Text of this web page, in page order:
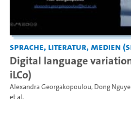
Sprache, Literatur, Medien
Digital language
iLCo)
Alexandra Georgakopoulou, Dong
et al.